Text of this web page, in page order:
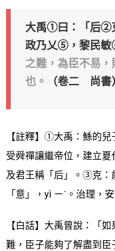
大禹①曰：「后②
政乃乂⑤，黎民敏
之難，為臣不易
也。
（卷二 尚書）
【註釋】①大禹：鯀的
受舜禪讓繼帝位，建立
及君王稱「后」。③克
「意」，yì ㄧˋ。治理，
【白話】大禹曾說：「
難，臣子能夠了解盡到